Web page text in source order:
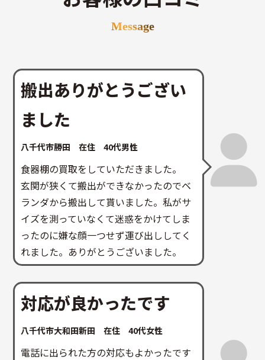
Message
搬出ありがとうござい
ました
八千代市勝田 在住 40代男性
食器棚の買取をしていただきました。
玄関が狭くて搬出ができなかったのでベ
ランダから搬出して貰いました。私がサ
イズを測っていなくて迷惑をかけてしま
ったのに嫌な顔一つせず運び出ししてく
れました。ありがとうございました。
対応が良かったです
八千代市大和田新田 在住 40代女性
電話に出られた方の対応もよかったです